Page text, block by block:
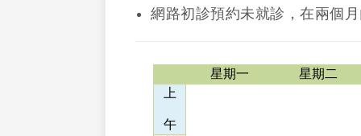
網路初診預約未就診，在兩個